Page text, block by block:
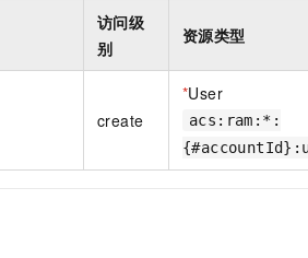
访问级
别
资源类型
create
*User
acs:ram:*: